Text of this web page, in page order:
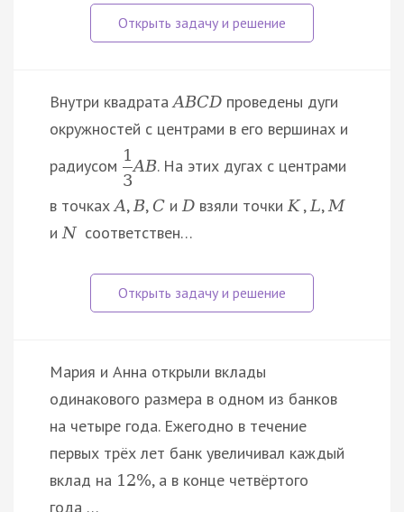
Внутри квадратаABCD проведены дуги
окружностей с центрами в его вершинах и
радиусом
1
3
AB. На этих дугах с центрами
в точкахA,B, C иD взяли точкиK ,L,M
иN соответствен…
Мария и Анна открыли вклады
одинакового размера в одном из банков
на четыре года. Ежегодно в течение
первых трёх лет банк увеличивал каждый
вклад на 12%, а в конце четвёртого
года …